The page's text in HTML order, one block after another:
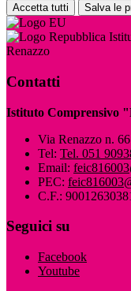
Accetta tutti Salva le
Renazzo
Contatti
Istituto Comprensivo
Via Renazzo n.
Tel: Tel. 051
Email:
PEC:
C.F.:
Seguici su
Facebook
Youtube